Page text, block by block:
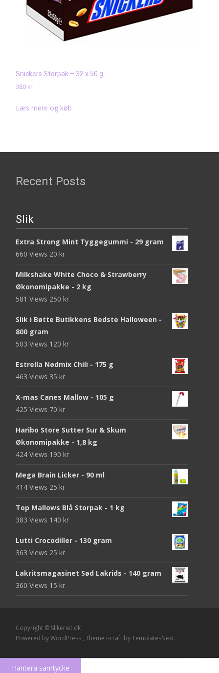
Snickers Storpak – 32 x 50 g
380 kr
Læs mere og køb
Recent Posts
Slik
Extra Strong Mint Tyggegummi - 29 gram
660 Views 20 kr
Milkshake White Choco & Strawberry
Økonomipakke - 2 kg
581 Views 250 kr
Slik i Bøtte Butikkens Bedste Halloween -
800 gram
503 Views 120 kr
Estrella Nødmix Chili - 175 g
463 Views 35 kr
X-mas Canes Mallow - 105 g
425 Views 70 kr
Haribo Store Sutter Sur & Skum
Økonomipakke - 1,8 kg
424 Views 190 kr
Mega Brain Licker - 90 ml
414 Views 25 kr
Top Mallows Blå Storpak - 1 kg
383 Views 140 kr
Lutti Crocodiller - 130 gram
363 Views 25 kr
Lakritsmagasinet Sød Lakrids - 140 gram
360 Views 15 kr
Copyright © Slikeriet.dk
Powered by WordPress , Theme i-craft by TemplatesNext.
Hantera samtycke